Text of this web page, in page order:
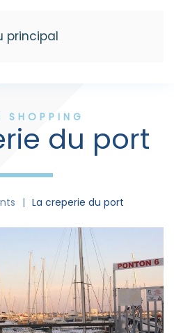
principal
SHOPPING
du port
La creperie du port